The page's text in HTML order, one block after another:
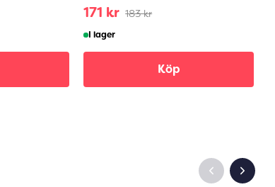
171 kr 183 kr
I lager
Köp